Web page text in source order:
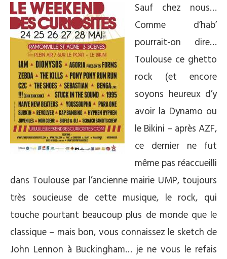
Sauf chez nous…
Comme d’hab’
pourrait-on dire…
Toulouse ce ghetto
rock (et encore
soyons heureux d’y
avoir la Dynamo ou
le Bikini – après AZF,
ce dernier ne fut
même pas réaccueilli
dans Toulouse par l’ancienne mairie UMP, toujours
très soucieuse de cette musique, le rock, qui
touche pourtant beaucoup plus de monde que le
classique – mais bon, vous connaissez le sketch de
John Lennon à Buckingham… je ne vous le refais